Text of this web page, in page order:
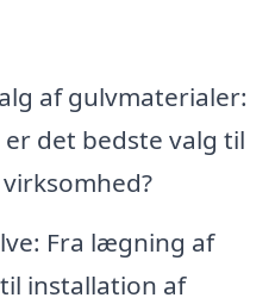
af gulvmaterialer:
det bedste valg til
Fra lægning af
installation af